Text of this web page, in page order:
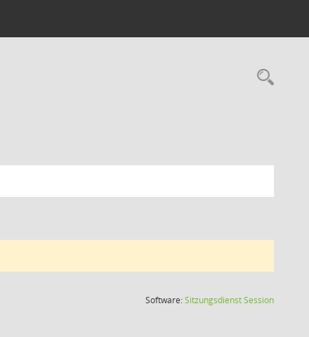
Software:SitzungsdienstSession(Wird in